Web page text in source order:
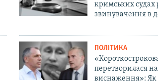
кримських судах
звинувачення в
ПОЛІТИКА
перетворилася
виснаження»: Як